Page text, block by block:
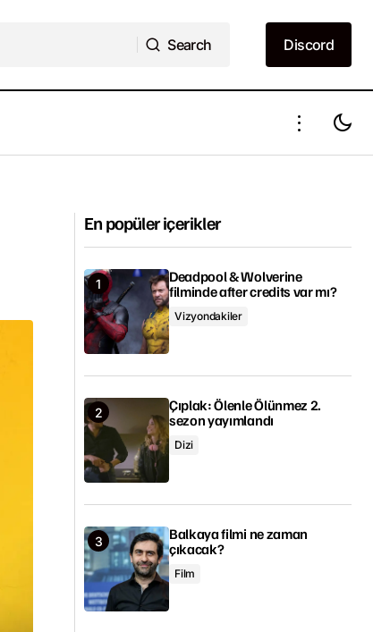
Search
Discord
Discord
En popüler içerikler
Deadpool & Wolverine
filminde after credits var mı?
Vizyondakiler
Çıplak: Ölenle Ölünmez 2.
sezon yayımlandı
Dizi
Balkaya filmi ne zaman
çıkacak?
Film